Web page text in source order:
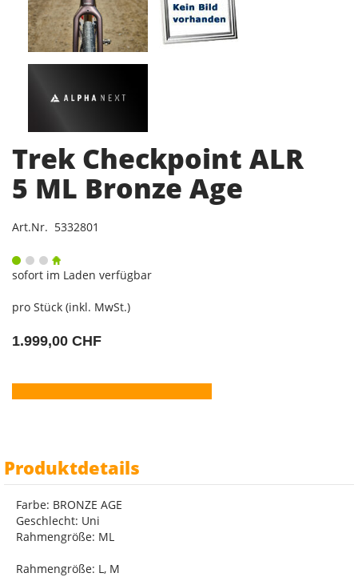
Trek Checkpoint ALR
5 ML Bronze Age
Art.Nr. 5332801
sofort im Laden verfügbar
pro Stück (inkl. MwSt.)
1.999,00 CHF
Produktdetails
Farbe: BRONZE AGE
Geschlecht: Uni
Rahmengröße: ML
Rahmengröße: L, M